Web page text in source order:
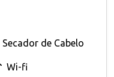
Secador de Cabelo
Wi-fi